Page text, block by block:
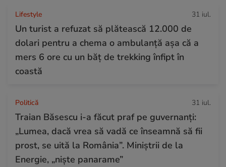
Lifestyle 31 iul.
Un turist a refuzat să plătească 12.000 de
dolari pentru a chema o ambulanță așa că a
mers 6 ore cu un băț de trekking înfipt în
coastă
Politică 31 iul.
Traian Băsescu i-a făcut praf pe guvernanți:
„Lumea, dacă vrea să vadă ce înseamnă să fii
prost, se uită la România”. Miniștrii de la
Energie, „niște panarame”